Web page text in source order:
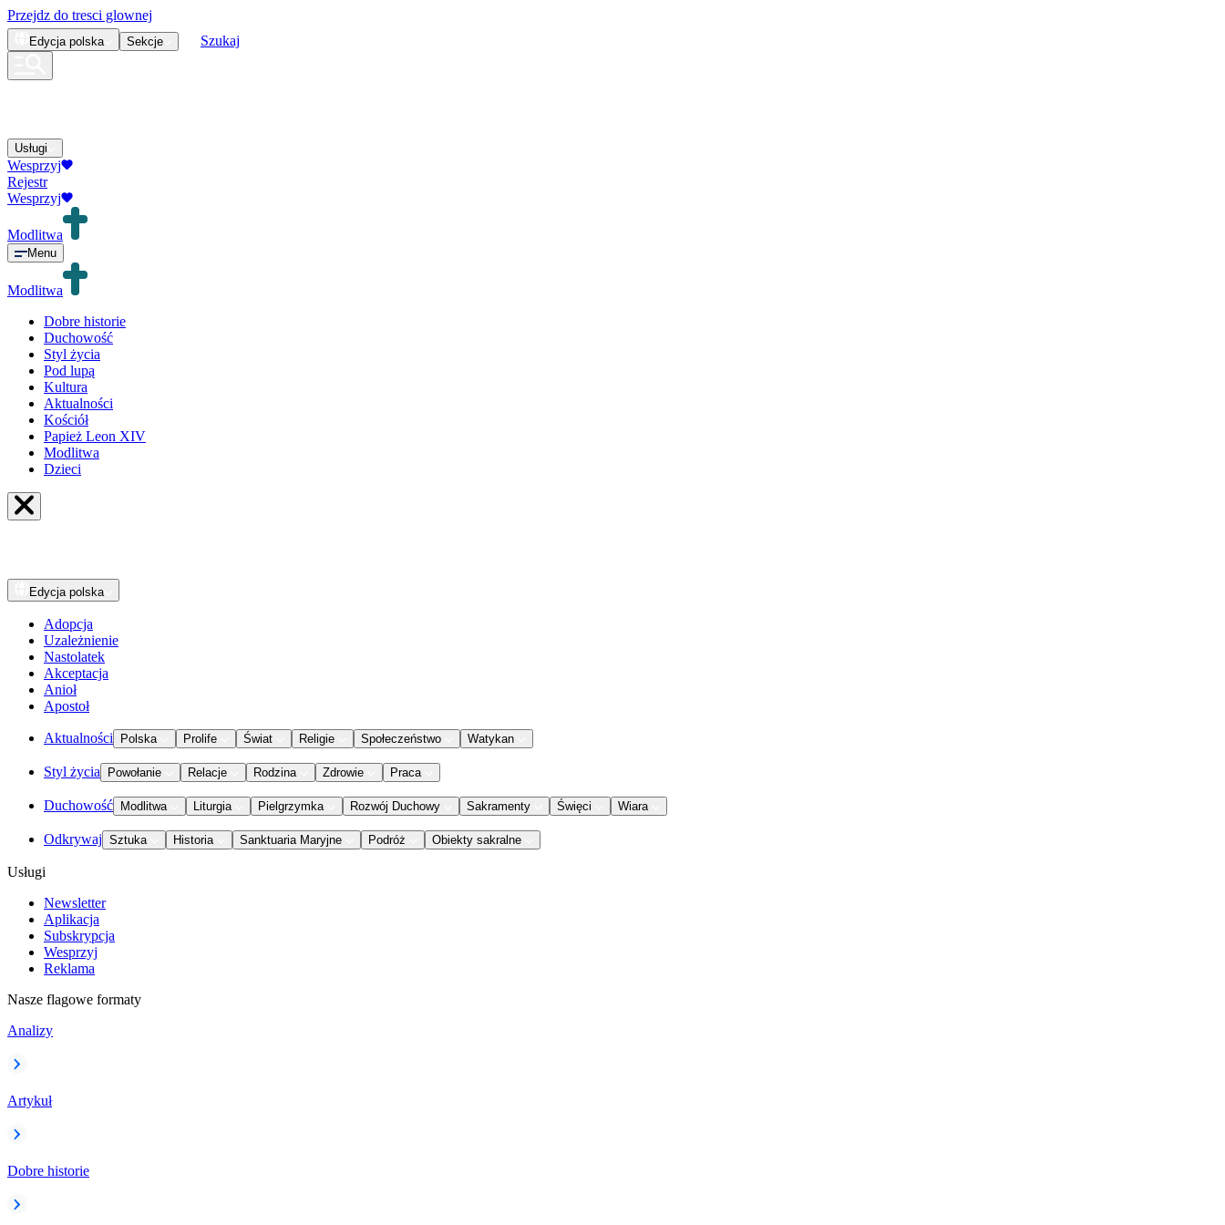
Przejdz do tresci glownej
Edycja polska Sekcje Szukaj
Usługi
Wesprzyj
Rejestr
Wesprzyj
Modlitwa
Menu
Modlitwa
Dobre historie
Duchowość
Styl życia
Pod lupą
Kultura
Aktualności
Kościół
Papież Leon XIV
Modlitwa
Dzieci
Edycja polska
Adopcja
Uzależnienie
Nastolatek
Akceptacja
Anioł
Apostoł
Aktualności Polska Prolife Świat Religie Społeczeństwo Watykan
Styl życia Powołanie Relacje Rodzina Zdrowie Praca
Duchowość Modlitwa Liturgia Pielgrzymka Rozwój Duchowy Sakramenty Święci Wiara
Odkrywaj Sztuka Historia Sanktuaria Maryjne Podróż Obiekty sakralne
Usługi
Newsletter
Aplikacja
Subskrypcja
Wesprzyj
Reklama
Nasze flagowe formaty
Analizy
Artykuł
Dobre historie